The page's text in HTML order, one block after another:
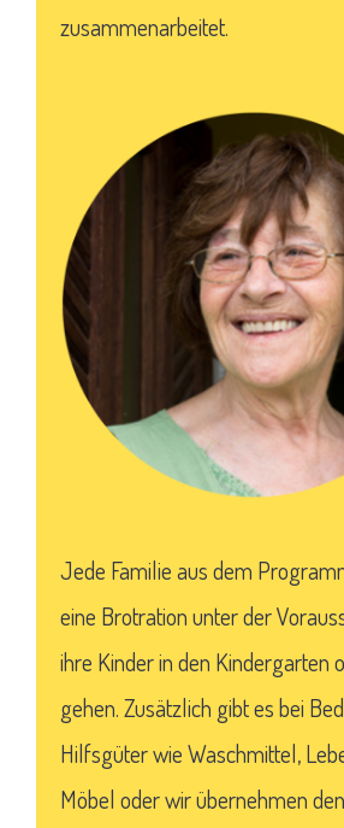
zusammenarbeitet.
Jede Familie aus dem
eine Brotration unter der
ihre Kinder in den Kindergarten
gehen. Zusätzlich gibt es bei
Hilfsgüter wie Waschmittel,
Möbel oder wir übernehmen